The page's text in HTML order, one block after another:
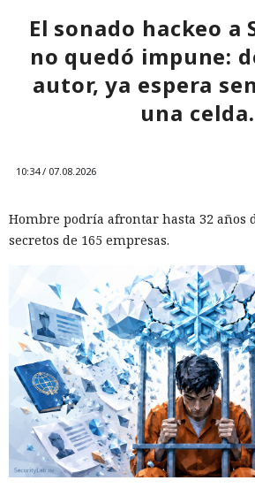
El sonado hackeo a
no quedó impune:
autor, ya espera
una celda.
10:34 / 07.08.2026
Hombre podría afrontar hasta 32
secretos de 165 empresas.